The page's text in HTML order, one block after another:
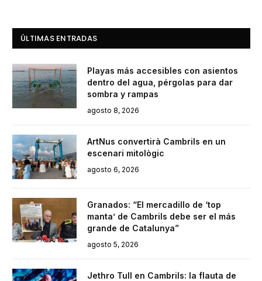
ÚLTIMAS ENTRADAS
Playas más accesibles con asientos
dentro del agua, pérgolas para dar
sombra y rampas
agosto 8, 2026
ArtNus convertirà Cambrils en un
escenari mitològic
agosto 6, 2026
Granados: “El mercadillo de ‘top
manta’ de Cambrils debe ser el más
grande de Catalunya”
agosto 5, 2026
Jethro Tull en Cambrils: la flauta de